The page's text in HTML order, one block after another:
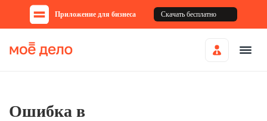
Приложение для бизнеса Скачать бесплатно
Ошибка в